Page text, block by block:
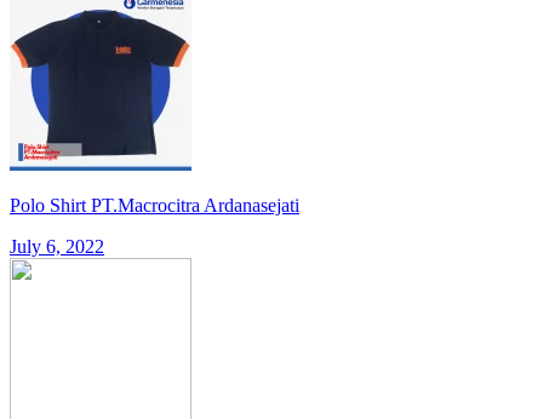
Polo Shirt PT.Macrocitra Ardanasejati
July 6, 2022